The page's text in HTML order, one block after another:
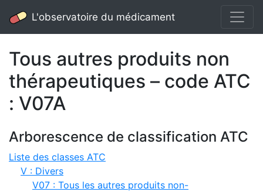
L'observatoire du médicament
Tous autres produits non
thérapeutiques – code ATC
: V07A
Arborescence de classification ATC
Liste des classes ATC
V : Divers
V07 : Tous les autres produits non-